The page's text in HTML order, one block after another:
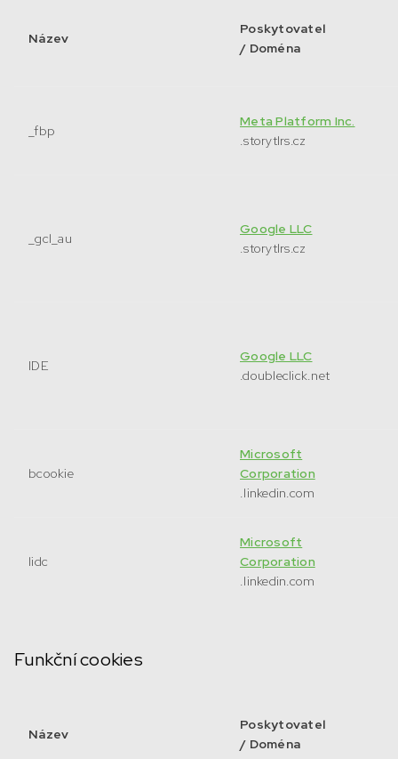
Název
Poskytovatel
/ Doména
_fbp
Meta Platform Inc.
.storytlrs.cz
_gcl_au
Google LLC
.storytlrs.cz
IDE
Google LLC
.doubleclick.net
bcookie
Microsoft
Corporation
.linkedin.com
lidc
Microsoft
Corporation
.linkedin.com
Funkční cookies
Název
Poskytovatel
/ Doména